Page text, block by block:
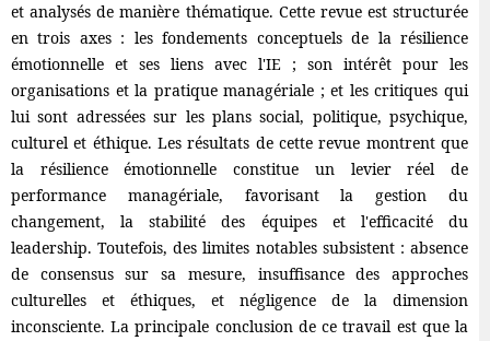
et analysés de manière thématique. Cette revue est structurée
en trois axes : les fondements conceptuels de la résilience
émotionnelle et ses liens avec l'IE ; son intérêt pour les
organisations et la pratique managériale ; et les critiques qui
lui sont adressées sur les plans social, politique, psychique,
culturel et éthique. Les résultats de cette revue montrent que
la résilience émotionnelle constitue un levier réel de
performance managériale, favorisant la gestion du
changement, la stabilité des équipes et l'efficacité du
leadership. Toutefois, des limites notables subsistent : absence
de consensus sur sa mesure, insuffisance des approches
culturelles et éthiques, et négligence de la dimension
inconsciente. La principale conclusion de ce travail est que la